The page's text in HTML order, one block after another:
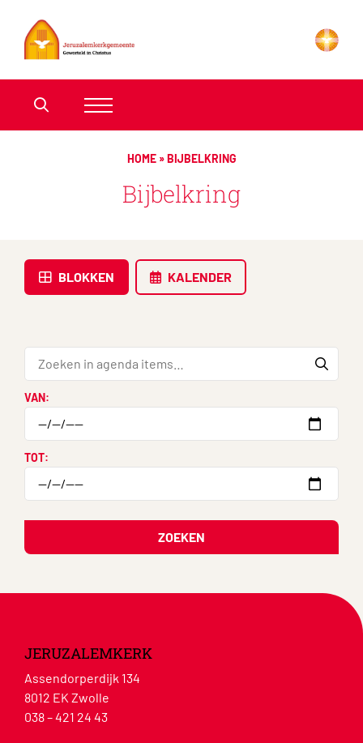
HOME»BIJBELKRING
Bijbelkring
BLOKKEN KALENDER
VAN:
TOT:
ZOEKEN
JERUZALEMKERK
Assendorperdijk 134
8012 EK Zwolle
038 – 421 24 43